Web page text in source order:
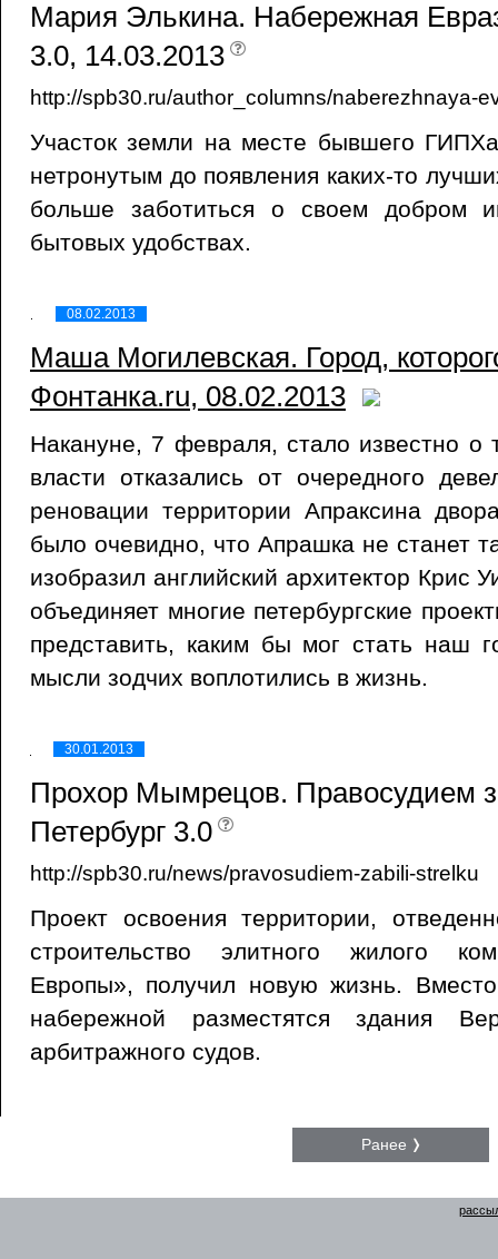
Мария Элькина. Набережная
3.0, 14.03.2013
http://spb30.ru/author_columns/naberezhnaya-
Участок земли на месте бывшего
нетронутым до появления каких-то
больше заботиться о своем добром
бытовых удобствах.
08.02.2013
Маша Могилевская. Город,
Фонтанка.ru, 08.02.2013
Накануне, 7 февраля, стало известно о
власти отказались от очередного
реновации территории Апраксина
было очевидно, что Апрашка не станет
изобразил английский архитектор Крис
объединяет многие петербургские
представить, каким бы мог стать наш
мысли зодчих воплотились в жизнь.
30.01.2013
Прохор Мымрецов. Правосудием
Петербург 3.0
http://spb30.ru/news/pravosudiem-zabili-strelku
Проект освоения территории,
строительство элитного жилого
Европы», получил новую жизнь.
набережной разместятся здания
арбитражного судов.
Ранее